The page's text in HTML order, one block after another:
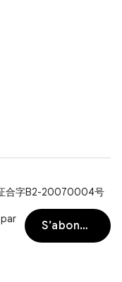
合字B2-20070004号
S’abonner